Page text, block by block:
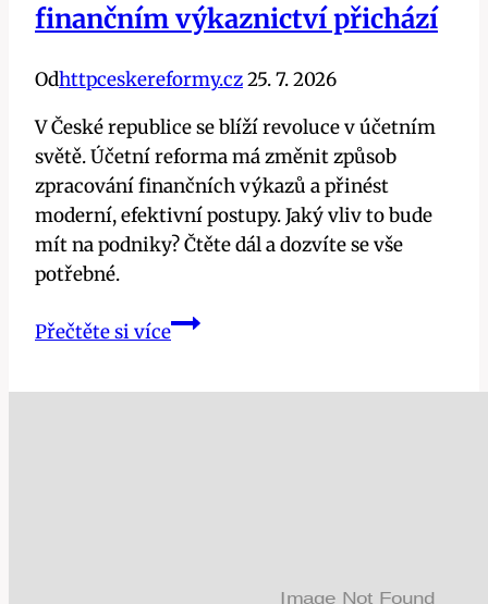
finančním výkaznictví přichází
Odhttpceskereformy.cz25. 7. 2026
V České republice se blíží revoluce v účetním
světě. Účetní reforma má změnit způsob
zpracování finančních výkazů a přinést
moderní, efektivní postupy. Jaký vliv to bude
mít na podniky? Čtěte dál a dozvíte se vše
potřebné.
Přečtěte si víceÚčetní